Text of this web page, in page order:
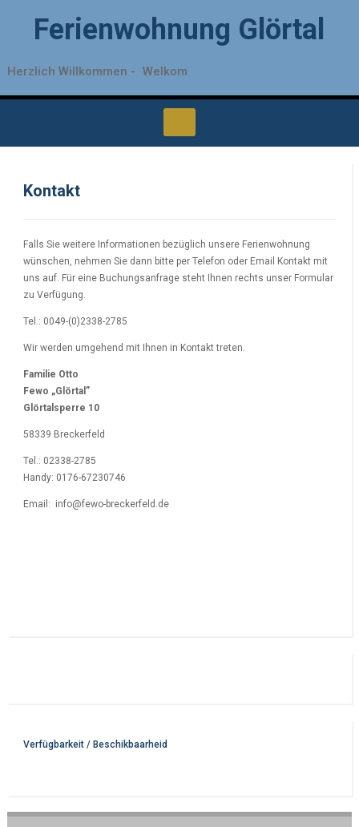
Ferienwohnung Glörtal
Herzlich Willkommen - Welkom
Kontakt
Falls Sie weitere Informationen bezüglich unsere Ferienwohnung
wünschen, nehmen Sie dann bitte per Telefon oder Email Kontakt mit
uns auf. Für eine Buchungsanfrage steht Ihnen rechts unser Formular
zu Verfügung.
Tel.: 0049-(0)2338-2785
Wir werden umgehend mit Ihnen in Kontakt treten.
Familie Otto
Fewo „Glörtal”
Glörtalsperre 10
58339 Breckerfeld
Tel.: 02338-2785
Handy: 0176-67230746
Email: info@fewo-breckerfeld.de
Verfügbarkeit / Beschikbaarheid